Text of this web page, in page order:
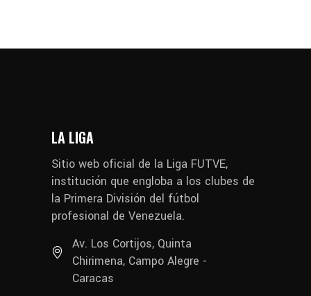
LA LIGA
Sitio web oficial de la Liga FUTVE,
institución que engloba a los clubes de
la Primera División del fútbol
profesional de Venezuela.
Av. Los Cortijos, Quinta
Chirimena, Campo Alegre -
Caracas